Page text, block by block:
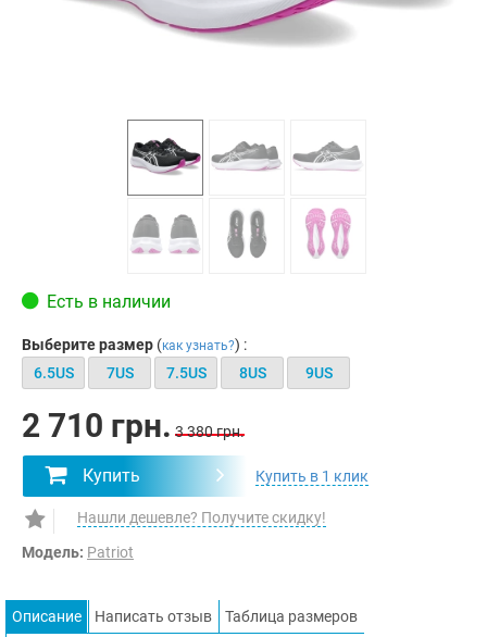
Есть в наличии
Выберите размер (как узнать?) :
6.5US
7US 7.5US 8US 9US
2 710 грн. 3 380 грн.
Купить Купить в 1 клик
Нашли дешевле? Получите скидку!
Модель: Patriot
Описание Написать отзыв
Таблица размеров